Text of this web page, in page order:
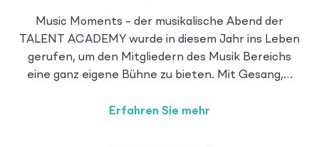
Music Moments – der musikalische Abend der
TALENT ACADEMY wurde in diesem Jahr ins Leben
gerufen, um den Mitgliedern des Musik Bereichs
eine ganz eigene Bühne zu bieten. Mit Gesang,…
Erfahren Sie mehr